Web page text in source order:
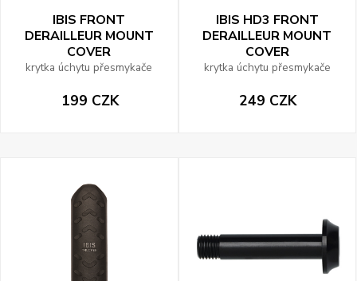
IBIS FRONT
DERAILLEUR MOUNT
COVER
krytka úchytu přesmykače
199 CZK
IBIS HD3 FRONT
DERAILLEUR MOUNT
COVER
krytka úchytu přesmykače
249 CZK